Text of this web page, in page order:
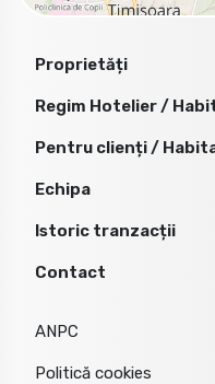
Proprietăți
Regim Hotelier /
Pentru clienți /
Echipa
Istoric tranzacții
Contact
ANPC
Politică cookies